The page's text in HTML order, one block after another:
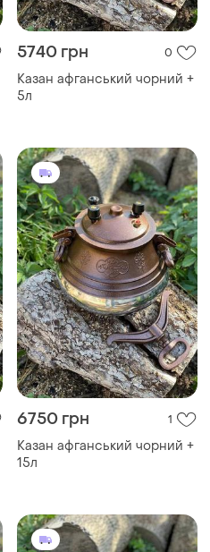
5740 грн 0
Казан афганський чорний +
5л
6750 грн 1
Казан афганський чорний +
15л